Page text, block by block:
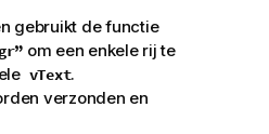
gebruikt de functie
om een enkele rij te
vText.
verzonden en